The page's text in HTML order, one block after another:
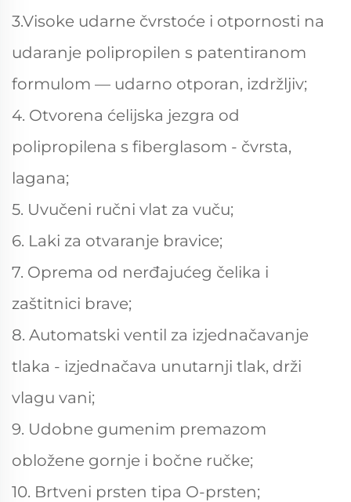
3.Visoke udarne čvrstoće i otpornosti na
udaranje polipropilen s patentiranom
formulom — udarno otporan, izdržljiv;
4. Otvorena ćelijska jezgra od
polipropilena s fiberglasom - čvrsta,
lagana;
5. Uvučeni ručni vlat za vuču;
6. Laki za otvaranje bravice;
7. Oprema od nerđajućeg čelika i
zaštitnici brave;
8. Automatski ventil za izjednačavanje
tlaka - izjednačava unutarnji tlak, drži
vlagu vani;
9. Udobne gumenim premazom
obložene gornje i bočne ručke;
10. Brtveni prsten tipa O-prsten;